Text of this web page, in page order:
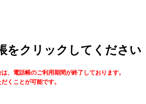
をクリックしてください
、電話帳のご利用期間が終了しております。
くことが可能です。